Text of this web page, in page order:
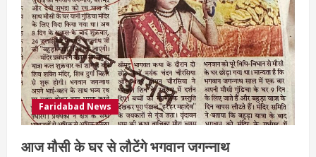
Faridabad News
आज मौसी के घर से लौटेंगे भगवान जगन्नाथ